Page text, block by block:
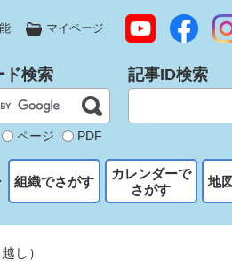
マイページ
ド検索
ページ PDF
記事ID検索
組織でさがす
カレンダーで
さがす
地
し）